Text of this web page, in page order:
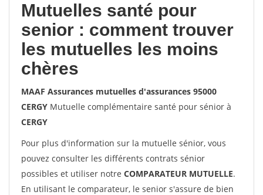
Mutuelles santé pour
senior : comment trouver
les mutuelles les moins
chères
MAAF Assurances mutuelles d'assurances 95000
CERGY Mutuelle complémentaire santé pour sénior à
CERGY
Pour plus d'information sur la mutuelle sénior, vous
pouvez consulter les différents contrats sénior
possibles et utiliser notre COMPARATEUR MUTUELLE.
En utilisant le comparateur, le senior s'assure de bien